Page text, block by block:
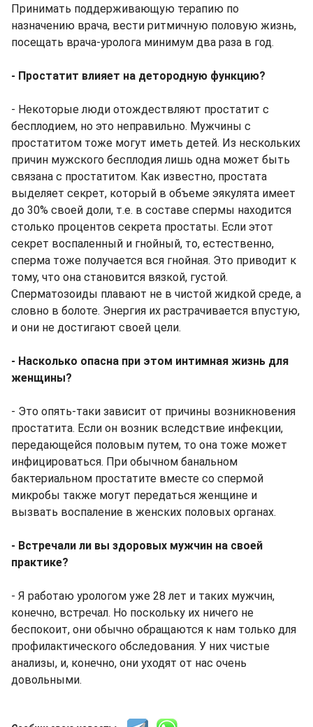
Принимать поддерживающую терапию по
назначению врача, вести ритмичную половую жизнь,
посещать врача-уролога минимум два раза в год.
- Простатит влияет на детородную функцию?
- Некоторые люди отождествляют простатит с
бесплодием, но это неправильно. Мужчины с
простатитом тоже могут иметь детей. Из нескольких
причин мужского бесплодия лишь одна может быть
связана с простатитом. Как известно, простата
выделяет секрет, который в объеме эякулята имеет
до 30% своей доли, т.е. в составе спермы находится
столько процентов секрета простаты. Если этот
секрет воспаленный и гнойный, то, естественно,
сперма тоже получается вся гнойная. Это приводит к
тому, что она становится вязкой, густой.
Сперматозоиды плавают не в чистой жидкой среде, а
словно в болоте. Энергия их растрачивается впустую,
и они не достигают своей цели.
- Насколько опасна при этом интимная жизнь для
женщины?
- Это опять-таки зависит от причины возникновения
простатита. Если он возник вследствие инфекции,
передающейся половым путем, то она тоже может
инфицироваться. При обычном банальном
бактериальном простатите вместе со спермой
микробы также могут передаться женщине и
вызвать воспаление в женских половых органах.
- Встречали ли вы здоровых мужчин на своей
практике?
- Я работаю урологом уже 28 лет и таких мужчин,
конечно, встречал. Но поскольку их ничего не
беспокоит, они обычно обращаются к нам только для
профилактического обследования. У них чистые
анализы, и, конечно, они уходят от нас очень
довольными.